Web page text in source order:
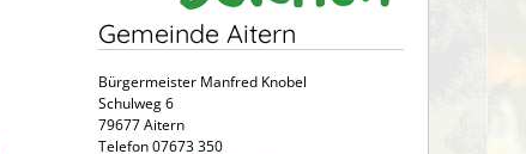
Gemeinde Aitern
Bürgermeister Manfred Knobel
Schulweg 6
79677 Aitern
Telefon 07673 350